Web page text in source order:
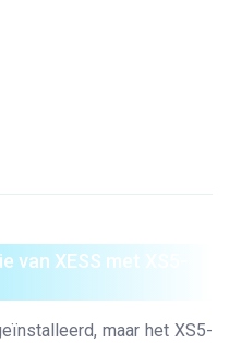
van XESS met XS5-
maar het XS5-